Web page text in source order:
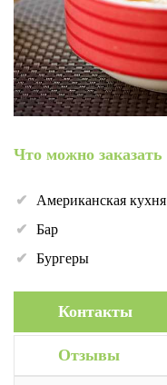
Что можно заказать
Американская кухня
Бар
Бургеры
Контакты
Отзывы